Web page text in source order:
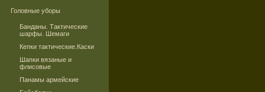
Головные уборы
Банданы. Тактические
шарфы. Шемаги
Кепки тактические.Каски
Шапки вязаные и
флисовые
Панамы армейские